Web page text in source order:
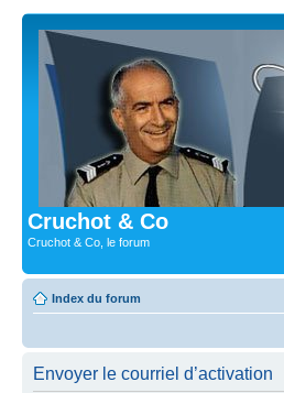
Cruchot & Co
Cruchot & Co, le forum
Index du forum
Envoyer le courriel d’activation